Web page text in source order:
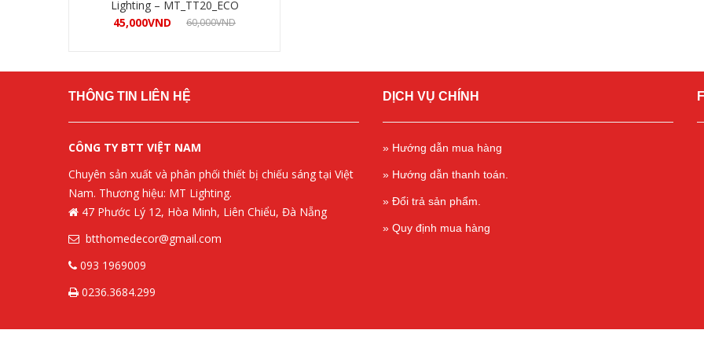
Lighting – MT_TT20_ECO
45,000VND 60,000VND
THÔNG TIN LIÊN HỆ
CÔNG TY BTT VIỆT NAM
Chuyên sản xuất và phân phối thiết bị chiếu sáng tại Việt
Nam. Thương hiệu: MT Lighting.
47 Phước Lý 12, Hòa Minh, Liên Chiểu, Đà Nẵng
btthomedecor@gmail.com
093 1969009
0236.3684.299
DỊCH VỤ CHÍNH
» Hướng dẫn mua hàng
» Hướng dẫn thanh toán.
» Đổi trả sản phẩm.
» Quy định mua hàng